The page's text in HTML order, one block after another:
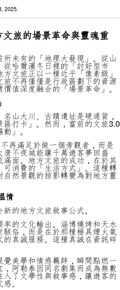
2025.
旅的場景革命與靈魂重
未有的「地理大發現」。從山
哈爾濱冬日裡的「討好型市
文旅正以一種近乎「像素級」
不再僅僅是行政區劃下的資源
值深度融合的「場景革命」。
山大川、古蹟遺址是硬通貨，
打卡」。然而，當前的文旅3.0
」。
再滿足於做一個旁觀者，而是
不夜城能讓千萬遊客夢回盛
面。地方文旅的成功，在於其
消費的「生活方式」。這種轉
然景觀的掠影轉變為對地方靈
情
的地方文旅敘事公式。
的文化輸出。淄博燒烤和天水
俗，而是在於那種極具煙火氣
真誠服務。這種真誠在資訊碎
美學和情感羈絆，瞬間點燃一
阿勒泰因同名劇集而成為無數
了文學性與敘事感，讓遊客的
。